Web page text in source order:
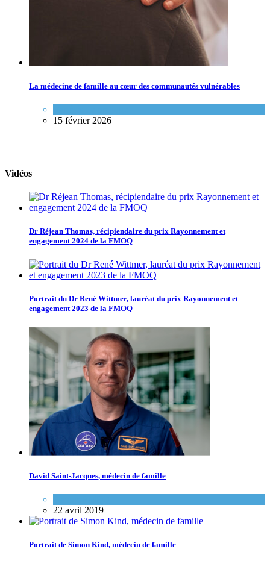
La médecine de famille au cœur des communautés vulnérables
15 février 2026
Vidéos
Dr Réjean Thomas, récipiendaire du prix Rayonnement et
engagement 2024 de la FMOQ
Portrait du Dr René Wittmer, lauréat du prix Rayonnement et
engagement 2023 de la FMOQ
David Saint-Jacques, médecin de famille
22 avril 2019
Portrait de Simon Kind, médecin de famille